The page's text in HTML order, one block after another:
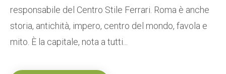
responsabile del Centro Stile Ferrari. Roma è anche
storia, antichità, impero, centro del mondo, favola e
mito. È la capitale, nota a tutti...